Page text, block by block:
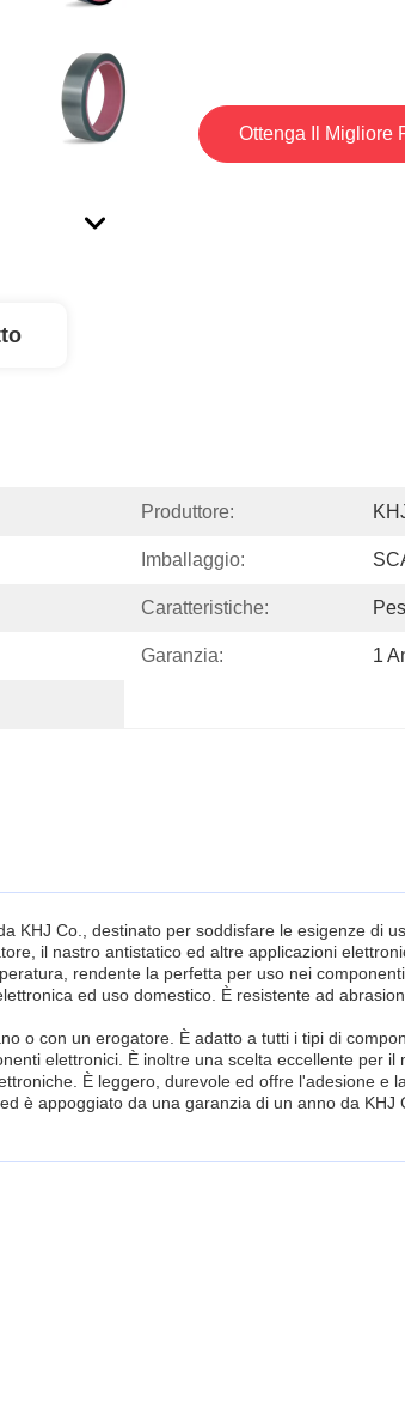
Ottenga Il Migliore
Produttore:
Imballaggio:
Caratteristiche:
Garanzia: 1
Co., destinato per soddisfare le esigenze di
il nastro antistatico ed altre applicazioni
rendente la perfetta per uso nei
ed uso domestico. È resistente ad
o con un erogatore. È adatto a tutti i tipi di
elettronici. È inoltre una scelta eccellente per il
È leggero, durevole ed offre l'adesione e
è appoggiato da una garanzia di un anno da KHJ